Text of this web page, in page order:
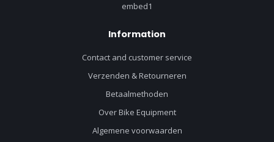
embed1
Information
Contact and customer service
Verzenden & Retourneren
Betaalmethoden
Over Bike Equipment
Algemene voorwaarden